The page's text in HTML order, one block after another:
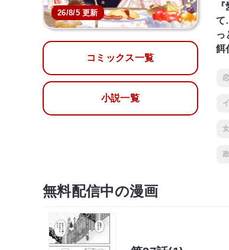
26/8/5 更新
コミックス一覧
小説一覧
て
っ
餌
無料配信中の漫画